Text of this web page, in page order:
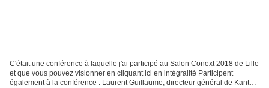
C'était une conférence à laquelle j'ai participé au Salon Conext 2018 de Lille
et que vous pouvez visionner en cliquant ici en intégralité Participent
également à la conférence : Laurent Guillaume, directeur général de Kantar